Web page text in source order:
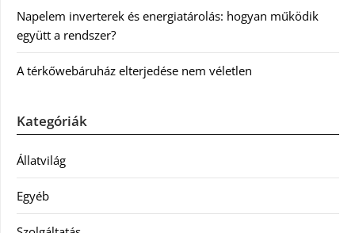
Napelem inverterek és energiatárolás: hogyan működik
együtt a rendszer?
A térkőwebáruház elterjedése nem véletlen
Kategóriák
Állatvilág
Egyéb